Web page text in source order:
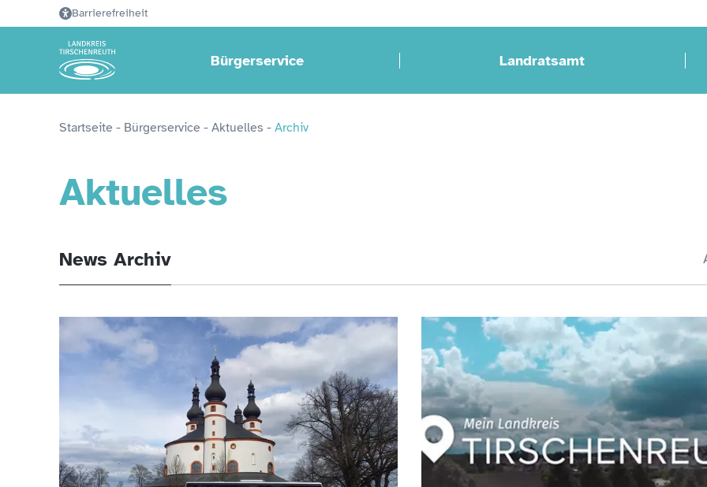
Barrierefreiheit
Bürgerservice Landratsamt
Startseite - Bürgerservice - Aktuelles - Archiv
Aktuelles
News Archiv